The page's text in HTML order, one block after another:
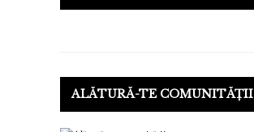
ALĂTURĂ-TE COMUNITĂȚII